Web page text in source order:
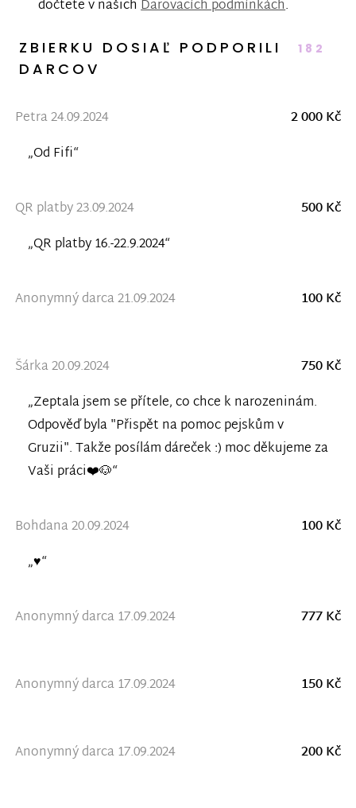
dočtete v našichDarovacích podmínkách.
ZBIERKU DOSIAĽ PODPORILI 182
DARCOV
Petra 24.09.2024
2 000 Kč
„Od Fifi“
QR platby 23.09.2024
500 Kč
„QR platby 16.-22.9.2024“
Anonymný darca 21.09.2024 100 Kč
Šárka 20.09.2024
750 Kč
„Zeptala jsem se přítele, co chce k narozeninám.
Odpověď byla "Přispět na pomoc pejskům v
Gruzii". Takže posílám dáreček :) moc děkujeme za
Vaši práci❤️🐶“
Bohdana 20.09.2024
100 Kč
„♥️“
Anonymný darca 17.09.2024 777 Kč
Anonymný darca 17.09.2024 150 Kč
Anonymný darca 17.09.2024 200 Kč